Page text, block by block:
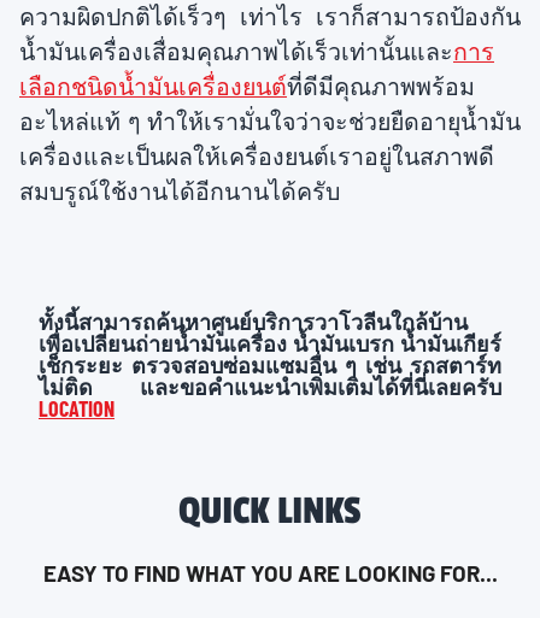
ความผิดปกติได้เร็วๆ เท่าไร เราก็สามารถป้องกัน
น้ำมันเครื่องเสื่อมคุณภาพได้เร็วเท่านั้นและการ
เลือกชนิดน้ำมันเครื่องยนต์ที่ดีมีคุณภาพพร้อม
อะไหล่แท้ ๆ ทำให้เรามั่นใจว่าจะช่วยยืดอายุน้ำมัน
เครื่องและเป็นผลให้เครื่องยนต์เราอยู่ในสภาพดี
สมบรูณ์ใช้งานได้อีกนานได้ครับ
ทั้งนี้สามารถค้นหาศูนย์บริการวาโวลีนใกล้บ้าน
เพื่อเปลี่ยนถ่ายน้ำมันเครื่อง น้ำมันเบรก น้ำมันเกียร์
เช็กระยะ ตรวจสอบซ่อมแซมอื่น ๆ เช่น รถสตาร์ท
ไม่ติด และขอคำแนะนำเพิ่มเติมได้ที่นี่เลยครับ
LOCATION
QUICK LINKS
EASY TO FIND WHAT YOU ARE LOOKING FOR...